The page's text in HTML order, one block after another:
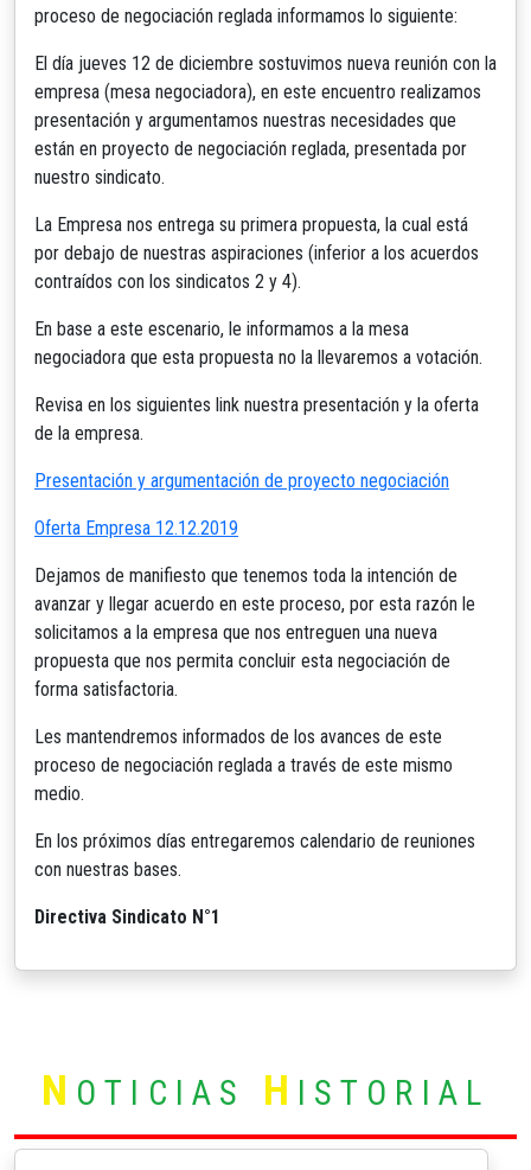
proceso de negociación reglada informamos lo siguiente:
El día jueves 12 de diciembre sostuvimos nueva reunión con la
empresa (mesa negociadora), en este encuentro realizamos
presentación y argumentamos nuestras necesidades que
están en proyecto de negociación reglada, presentada por
nuestro sindicato.
La Empresa nos entrega su primera propuesta, la cual está
por debajo de nuestras aspiraciones (inferior a los acuerdos
contraídos con los sindicatos 2 y 4).
En base a este escenario, le informamos a la mesa
negociadora que esta propuesta no la llevaremos a votación.
Revisa en los siguientes link nuestra presentación y la oferta
de la empresa.
Presentación y argumentación de proyecto negociación
Oferta Empresa 12.12.2019
Dejamos de manifiesto que tenemos toda la intención de
avanzar y llegar acuerdo en este proceso, por esta razón le
solicitamos a la empresa que nos entreguen una nueva
propuesta que nos permita concluir esta negociación de
forma satisfactoria.
Les mantendremos informados de los avances de este
proceso de negociación reglada a través de este mismo
medio.
En los próximos días entregaremos calendario de reuniones
con nuestras bases.
Directiva Sindicato N°1
N OTICIAS H ISTORIAL